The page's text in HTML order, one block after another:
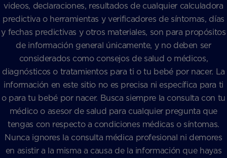
videos, declaraciones, resultados de cualquier calculadora
predictiva o herramientas y verificadores de síntomas, días
y fechas predictivas y otros materiales, son para propósitos
de información general únicamente, y no deben ser
considerados como consejos de salud o médicos,
diagnósticos o tratamientos para ti o tu bebé por nacer. La
información en este sitio no es precisa ni específica para ti
o para tu bebé por nacer. Busca siempre la consulta con tu
médico o asesor de salud para cualquier pregunta que
tengas con respecto a condiciones médicas o síntomas.
Nunca ignores la consulta médica profesional ni demores
en asistir a la misma a causa de la información que hayas